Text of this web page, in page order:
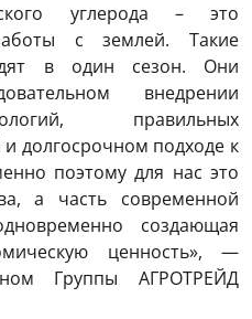
углерода – это
с землей. Такие
в один сезон. Они
внедрении
правильных
долгосрочном подходе к
поэтому для нас это
а часть современной
создающая
ценность», —
Группы АГРОТРЕЙД